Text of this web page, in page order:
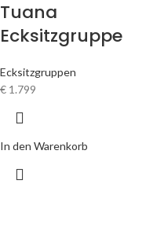
Tuana
Ecksitzgruppe
Ecksitzgruppen
€ 1.799
In den Warenkorb